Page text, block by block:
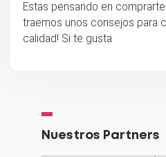
Estas pensando en
traemos unos consejos para
calidad! Si te gusta
Nuestros Partners